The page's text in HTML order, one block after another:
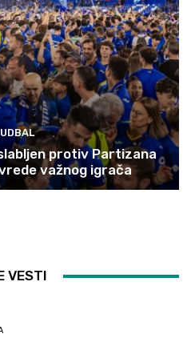
protiv Partizana
važnog igrača
VESTI